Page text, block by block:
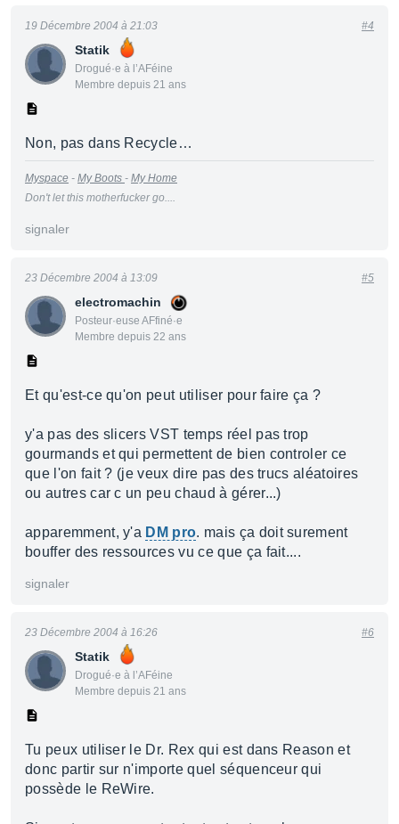
Statik
Drogué·e à l’AFéine
Membre depuis 21 ans
19 Décembre 2004 à 21:03 #4
Non, pas dans Recycle…
Myspace - My Boots - My Home
Don't let this motherfucker go....
signaler
electromachin
Posteur·euse AFfiné·e
Membre depuis 22 ans
23 Décembre 2004 à 13:09 #5
Et qu'est-ce qu'on peut utiliser pour faire ça ?
y'a pas des slicers VST temps réel pas trop
gourmands et qui permettent de bien controler ce
que l'on fait ? (je veux dire pas des trucs aléatoires
ou autres car c un peu chaud à gérer...)
apparemment, y'a DM pro. mais ça doit surement
bouffer des ressources vu ce que ça fait....
signaler
Statik
Drogué·e à l’AFéine
Membre depuis 21 ans
23 Décembre 2004 à 16:26 #6
Tu peux utiliser le Dr. Rex qui est dans Reason et
donc partir sur n'importe quel séquenceur qui
possède le ReWire.